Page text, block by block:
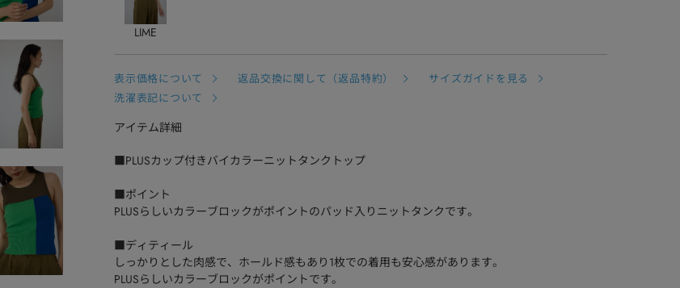
LIME
表示価格について 返品交換に関して（返品特約）
サイズガイドを見る
洗濯表記について
アイテム詳細
■PLUSカップ付きバイカラーニットタンクトップ
■ポイント
PLUSらしいカラーブロックがポイントのパッド入りニットタンクです。
■ディティール
しっかりとした肉感で、ホールド感もあり1枚での着用も安心感があります。
PLUSらしいカラーブロックがポイントです。